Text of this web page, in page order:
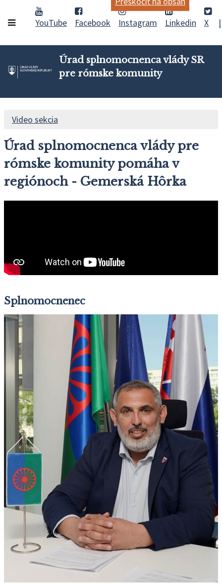
YouTube
Facebook Instagram Linkedin X
Úrad splnomocnenca vlády SR
pre rómske komunity
Video sekcia
Úrad splnomocnenca vlády pre
rómske komunity pomáha v
regiónoch - Gemerská Hôrka
Splnomocnenec